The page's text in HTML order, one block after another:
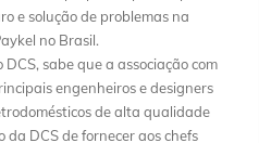
e solução de problemas na
no Brasil.
sabe que a associação com
engenheiros e designers
de alta qualidade
da DCS de fornecer aos chefs